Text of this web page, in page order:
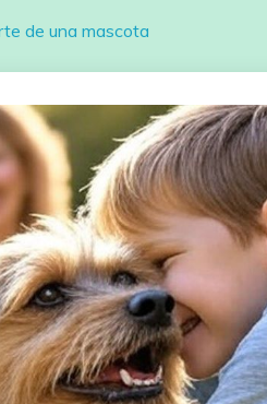
de una mascota